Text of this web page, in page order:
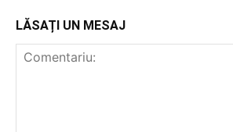
LĂSAȚI UN MESAJ